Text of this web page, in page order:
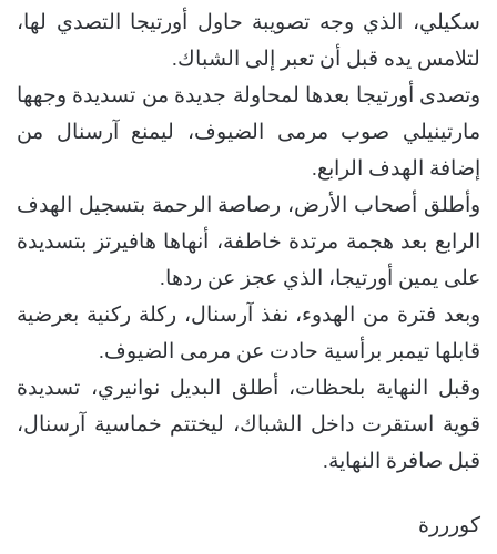
سكيلي، الذي وجه تصويبة حاول أورتيجا التصدي لها،
لتلامس يده قبل أن تعبر إلى الشباك.
وتصدى أورتيجا بعدها لمحاولة جديدة من تسديدة وجهها
مارتينيلي صوب مرمى الضيوف، ليمنع آرسنال من
إضافة الهدف الرابع.
وأطلق أصحاب الأرض، رصاصة الرحمة بتسجيل الهدف
الرابع بعد هجمة مرتدة خاطفة، أنهاها هافيرتز بتسديدة
على يمين أورتيجا، الذي عجز عن ردها.
وبعد فترة من الهدوء، نفذ آرسنال، ركلة ركنية بعرضية
قابلها تيمبر برأسية حادت عن مرمى الضيوف.
وقبل النهاية بلحظات، أطلق البديل نوانيري، تسديدة
قوية استقرت داخل الشباك، ليختتم خماسية آرسنال،
قبل صافرة النهاية.
كورررة